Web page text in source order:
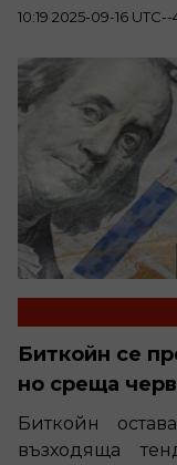
10:19 2025-09-16 UTC--
Биткойн се
но среща
Биткойн
възходяща